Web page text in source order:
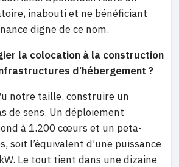
inabouti et ne bénéficiant
digne de ce nom.
la colocation à la construction
d’hébergement ?
notre taille, construire un
de sens. Un déploiement
à 1.200 cœurs et un peta-
soit l’équivalent d’une puissance
Le tout tient dans une dizaine